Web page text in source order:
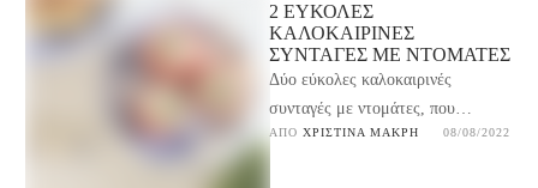
2 ΕΎΚΟΛΕΣ
ΚΑΛΟΚΑΙΡΙΝΈΣ
ΣΥΝΤΑΓΈΣ ΜΕ ΝΤΟΜΆΤΕΣ
Δύο εύκολες καλοκαιρινές
συνταγές με ντομάτες, που
γίνονται γρήγορα και είναι ιδανικές
ΑΠΌ ΧΡΙΣΤΊΝΑ ΜΑΚΡΉ 08/08/2022